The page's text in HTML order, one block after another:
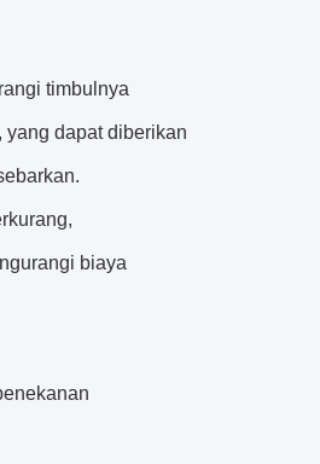
timbulnya
yang dapat diberikan
biaya